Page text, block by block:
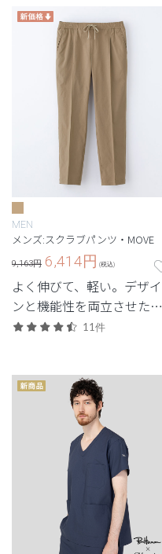
グネチャーシリーズの2023
年メンズモデル。
MEN
メンズ:スクラブパンツ・MOVE
9,163円 6,414円 (税込)
よく伸びて、軽い。デザイ
ンと機能性を両立させた定
番・高機能モデル。
11件